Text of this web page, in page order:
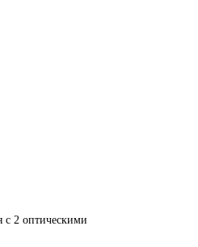
с 2 оптическими